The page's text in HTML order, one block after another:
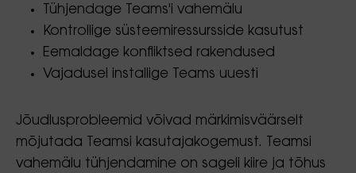
Tühjendage Teams'i vahemälu
Kontrollige süsteemiressursside kasutust
Eemaldage konfliktsed rakendused
Vajadusel installige Teams uuesti
Jõudlusprobleemid võivad märkimisväärselt
mõjutada Teamsi kasutajakogemust. Teamsi
vahemälu tühjendamine on sageli kiire ja tõhus